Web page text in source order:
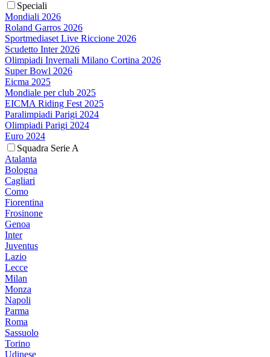
Speciali
Mondiali 2026
Roland Garros 2026
Sportmediaset Live Riccione 2026
Scudetto Inter 2026
Olimpiadi Invernali Milano Cortina 2026
Super Bowl 2026
Eicma 2025
Mondiale per club 2025
EICMA Riding Fest 2025
Paralimpiadi Parigi 2024
Olimpiadi Parigi 2024
Euro 2024
Squadra Serie A
Atalanta
Bologna
Cagliari
Como
Fiorentina
Frosinone
Genoa
Inter
Juventus
Lazio
Lecce
Milan
Monza
Napoli
Parma
Roma
Sassuolo
Torino
Udinese